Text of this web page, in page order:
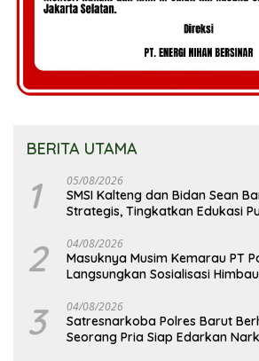
BERITA UTAMA
1 05/08/2026
SMSI Kalteng dan Bidan Sean
Strategis, Tingkatkan Edukasi
2 04/08/2026
Masuknya Musim Kemarau PT
Langsungkan Sosialisasi
3 04/08/2026
Satresnarkoba Polres Barut
Seorang Pria Siap Edarkan